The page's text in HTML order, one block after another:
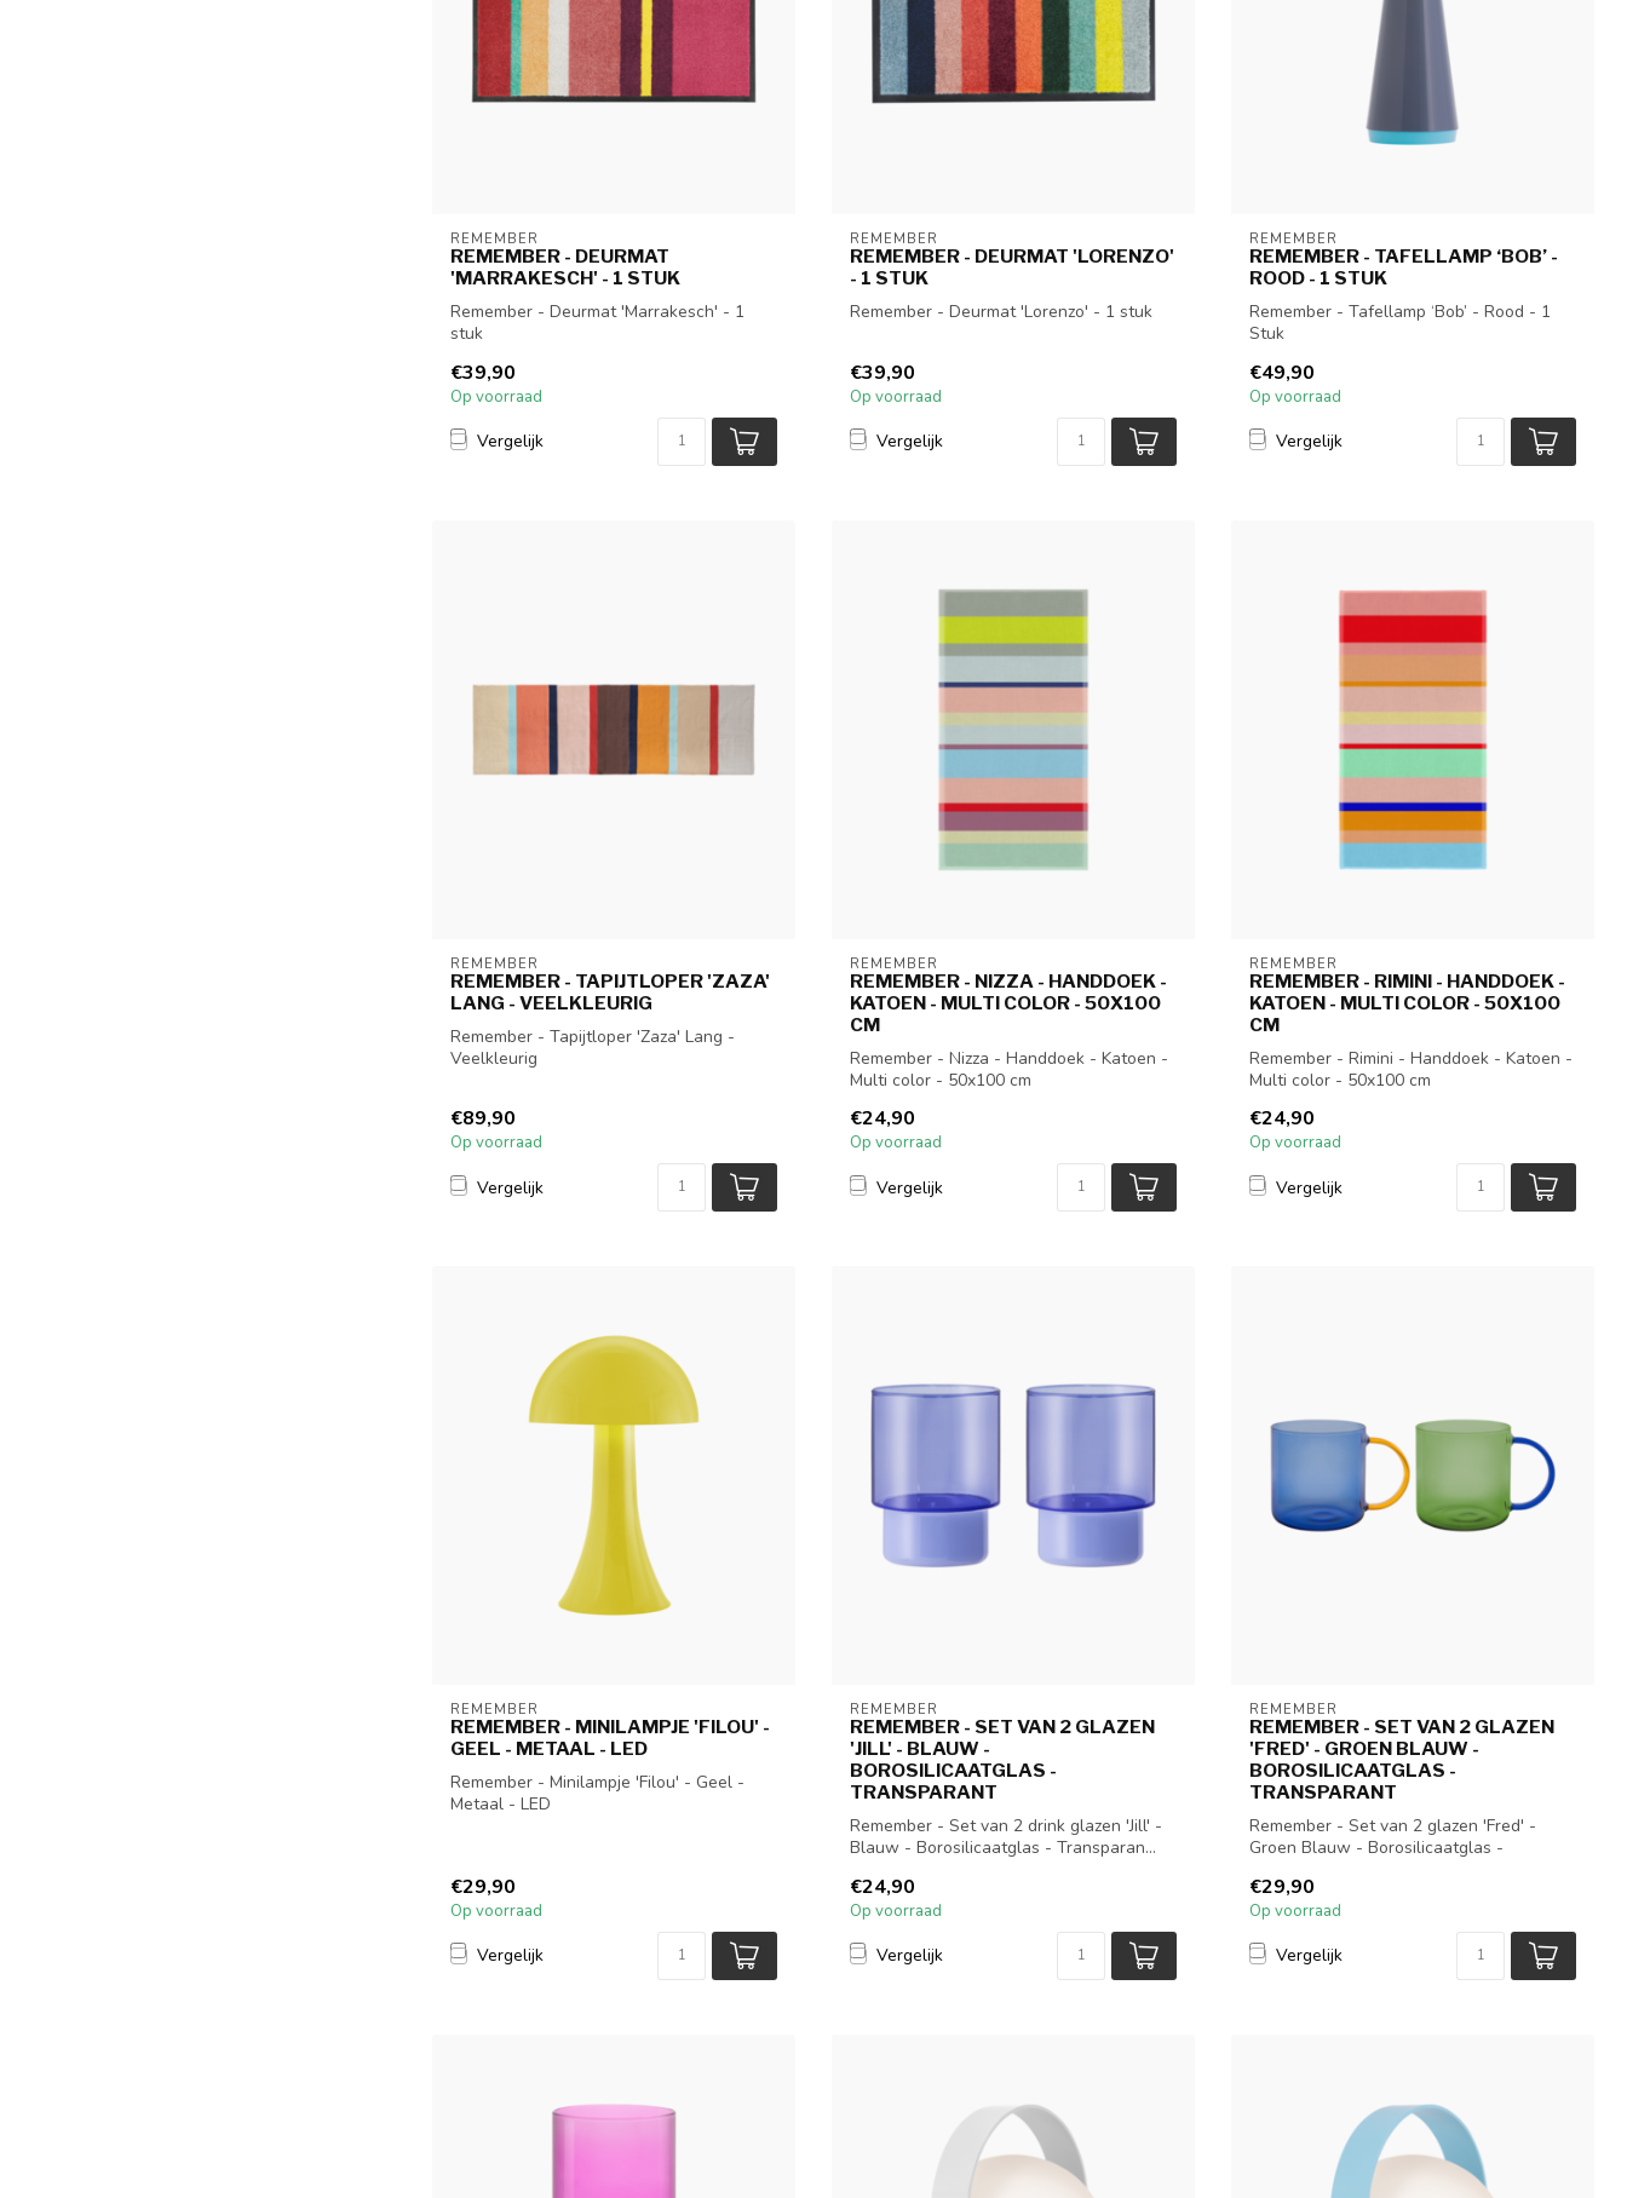
REMEMBER
REMEMBER - DEURMAT
'MARRAKESCH' - 1 STUK
Remember - Deurmat 'Marrakesch' - 1
stuk
€39,90
Op voorraad
Vergelijk
REMEMBER
REMEMBER - DEURMAT 'LORENZO'
- 1 STUK
Remember - Deurmat 'Lorenzo' - 1 stuk
€39,90
Op voorraad
Vergelijk
REMEMBER
REMEMBER - TAFELLAMP ‘BOB’ -
ROOD - 1 STUK
Remember - Tafellamp ‘Bob’ - Rood - 1
Stuk
€49,90
Op voorraad
Vergelijk
REMEMBER
REMEMBER - TAPIJTLOPER 'ZAZA'
LANG - VEELKLEURIG
Remember - Tapijtloper 'Zaza' Lang -
Veelkleurig
€89,90
Op voorraad
Vergelijk
REMEMBER
REMEMBER - NIZZA - HANDDOEK -
KATOEN - MULTI COLOR - 50X100
CM
Remember - Nizza - Handdoek - Katoen -
Multi color - 50x100 cm
€24,90
Op voorraad
Vergelijk
REMEMBER
REMEMBER - RIMINI - HANDDOEK -
KATOEN - MULTI COLOR - 50X100
CM
Remember - Rimini - Handdoek - Katoen -
Multi color - 50x100 cm
€24,90
Op voorraad
Vergelijk
REMEMBER
REMEMBER - MINILAMPJE 'FILOU' -
GEEL - METAAL - LED
Remember - Minilampje 'Filou' - Geel -
Metaal - LED
€29,90
Op voorraad
Vergelijk
REMEMBER
REMEMBER - SET VAN 2 GLAZEN
'JILL' - BLAUW -
BOROSILICAATGLAS -
TRANSPARANT
Remember - Set van 2 drink glazen 'Jill' -
Blauw - Borosilicaatglas - Transparan...
€24,90
Op voorraad
Vergelijk
REMEMBER
REMEMBER - SET VAN 2 GLAZEN
'FRED' - GROEN BLAUW -
BOROSILICAATGLAS -
TRANSPARANT
Remember - Set van 2 glazen 'Fred' -
Groen Blauw - Borosilicaatglas -
€29,90
Op voorraad
Vergelijk